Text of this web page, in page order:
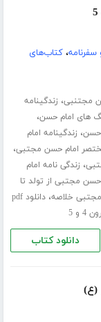
،کتاب‌های
مجتنبی، زندگینامه
های امام حسن،
حسن، زندگینامه امام
امام حسن مجتبی،
، زندگی نامه امام
حسن مجتبی از تولد تا
مجتبی خلاصه،
دانلود pdf
و 5
دانلود کتاب
(ع)